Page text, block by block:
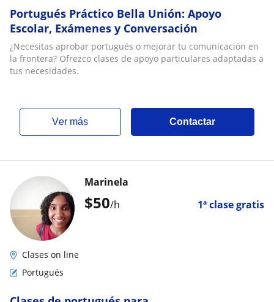
Portugués Práctico Bella Unión: Apoyo
Escolar, Exámenes y Conversación
¿Necesitas aprobar portugués o mejorar tu comunicación en
la frontera? Ofrezco clases de apoyo particulares adaptadas a
tus necesidades.
ver más Contactar
$50/h 1ª clase gratis
Marinela
Clases on line
Portugués